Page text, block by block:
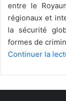
entre le
régionaux et
la sécurité
formes de
Continuer la